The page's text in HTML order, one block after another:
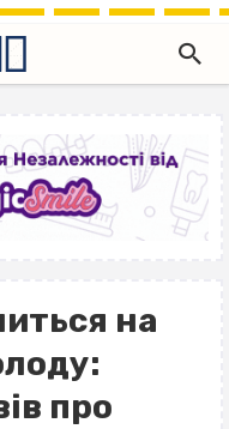
на
про